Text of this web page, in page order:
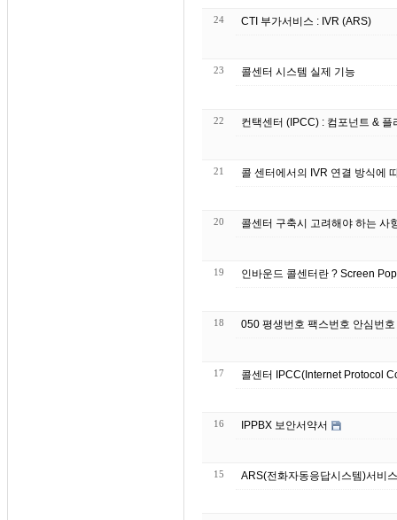
24 CTI 부가서비스 : IVR (ARS)
23 콜센터 시스템 실제 기능
22 컨택센터 (IPCC) : 컴포넌트 &
21 콜 센터에서의 IVR 연결 방식에
20 콜센터 구축시 고려해야 하는 사
19 인바운드 콜센터
18 050 평생번호 팩스번호 안심번호
17 콜센터 IPCC(Internet Protocol
16 IPPBX 보안서약서
15 ARS(전화자동응답시스템)서비